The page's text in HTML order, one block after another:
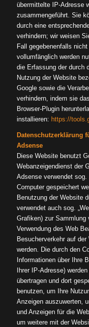
übermittelte IP-Adresse
zusammengeführt. Sie
durch eine
verhindern; wir weisen
Fall gegebenenfalls
vollumfänglich werden
die Erfassung der durch
Nutzung der Website
Google sowie die
verhindern, indem sie
Browser-Plugin
installieren: https://
Datenschutzerklärung
Adsense
Diese Website benutzt
Webanzeigendienst der
Adsense verwendet sog.
Computer gespeichert
Benutzung der Website
verwendet auch sog.
Grafiken) zur Sammlung
Verwendung des Web
Besucherverkehr auf
werden. Die durch den
Informationen über Ihre
Ihrer IP-Adresse)
übertragen und dort
benutzen, um Ihre
Anzeigen auszuwerten,
und Anzeigen für die
um weitere mit der